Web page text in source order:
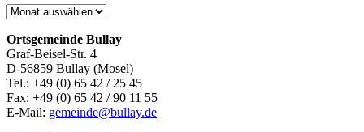
Archiv
Ortsgemeinde Bullay
Graf-Beisel-Str. 4
D-56859 Bullay (Mosel)
Tel.: +49 (0) 65 42 / 25 45
Fax: +49 (0) 65 42 / 90 11 55
E-Mail: gemeinde@bullay.de